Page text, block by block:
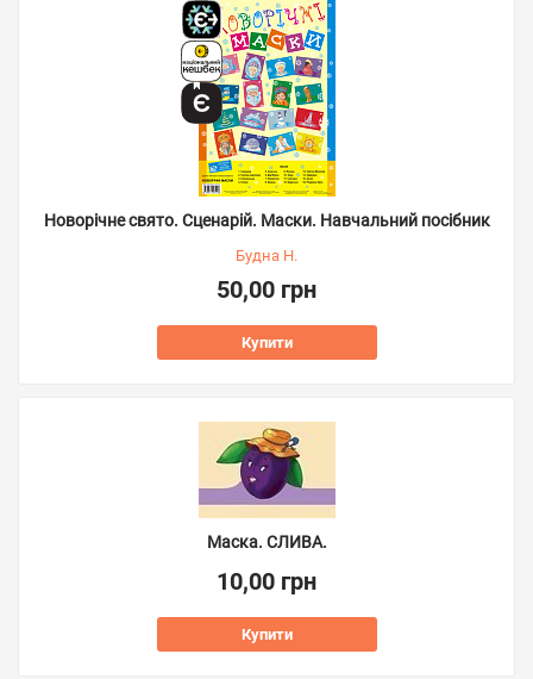
Новорічне свято. Сценарій. Маски. Навчальний посібник
Будна Н.
50,00 грн
Купити
Маска. СЛИВА.
10,00 грн
Купити